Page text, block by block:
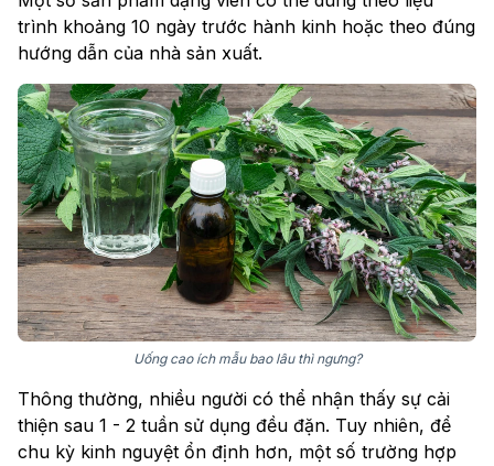
trình khoảng 10 ngày trước hành kinh hoặc theo đúng
hướng dẫn của nhà sản xuất.
Uống cao ích mẫu bao lâu thì ngưng?
Thông thường, nhiều người có thể nhận thấy sự cải
thiện sau 1 - 2 tuần sử dụng đều đặn. Tuy nhiên, để
chu kỳ kinh nguyệt ổn định hơn, một số trường hợp